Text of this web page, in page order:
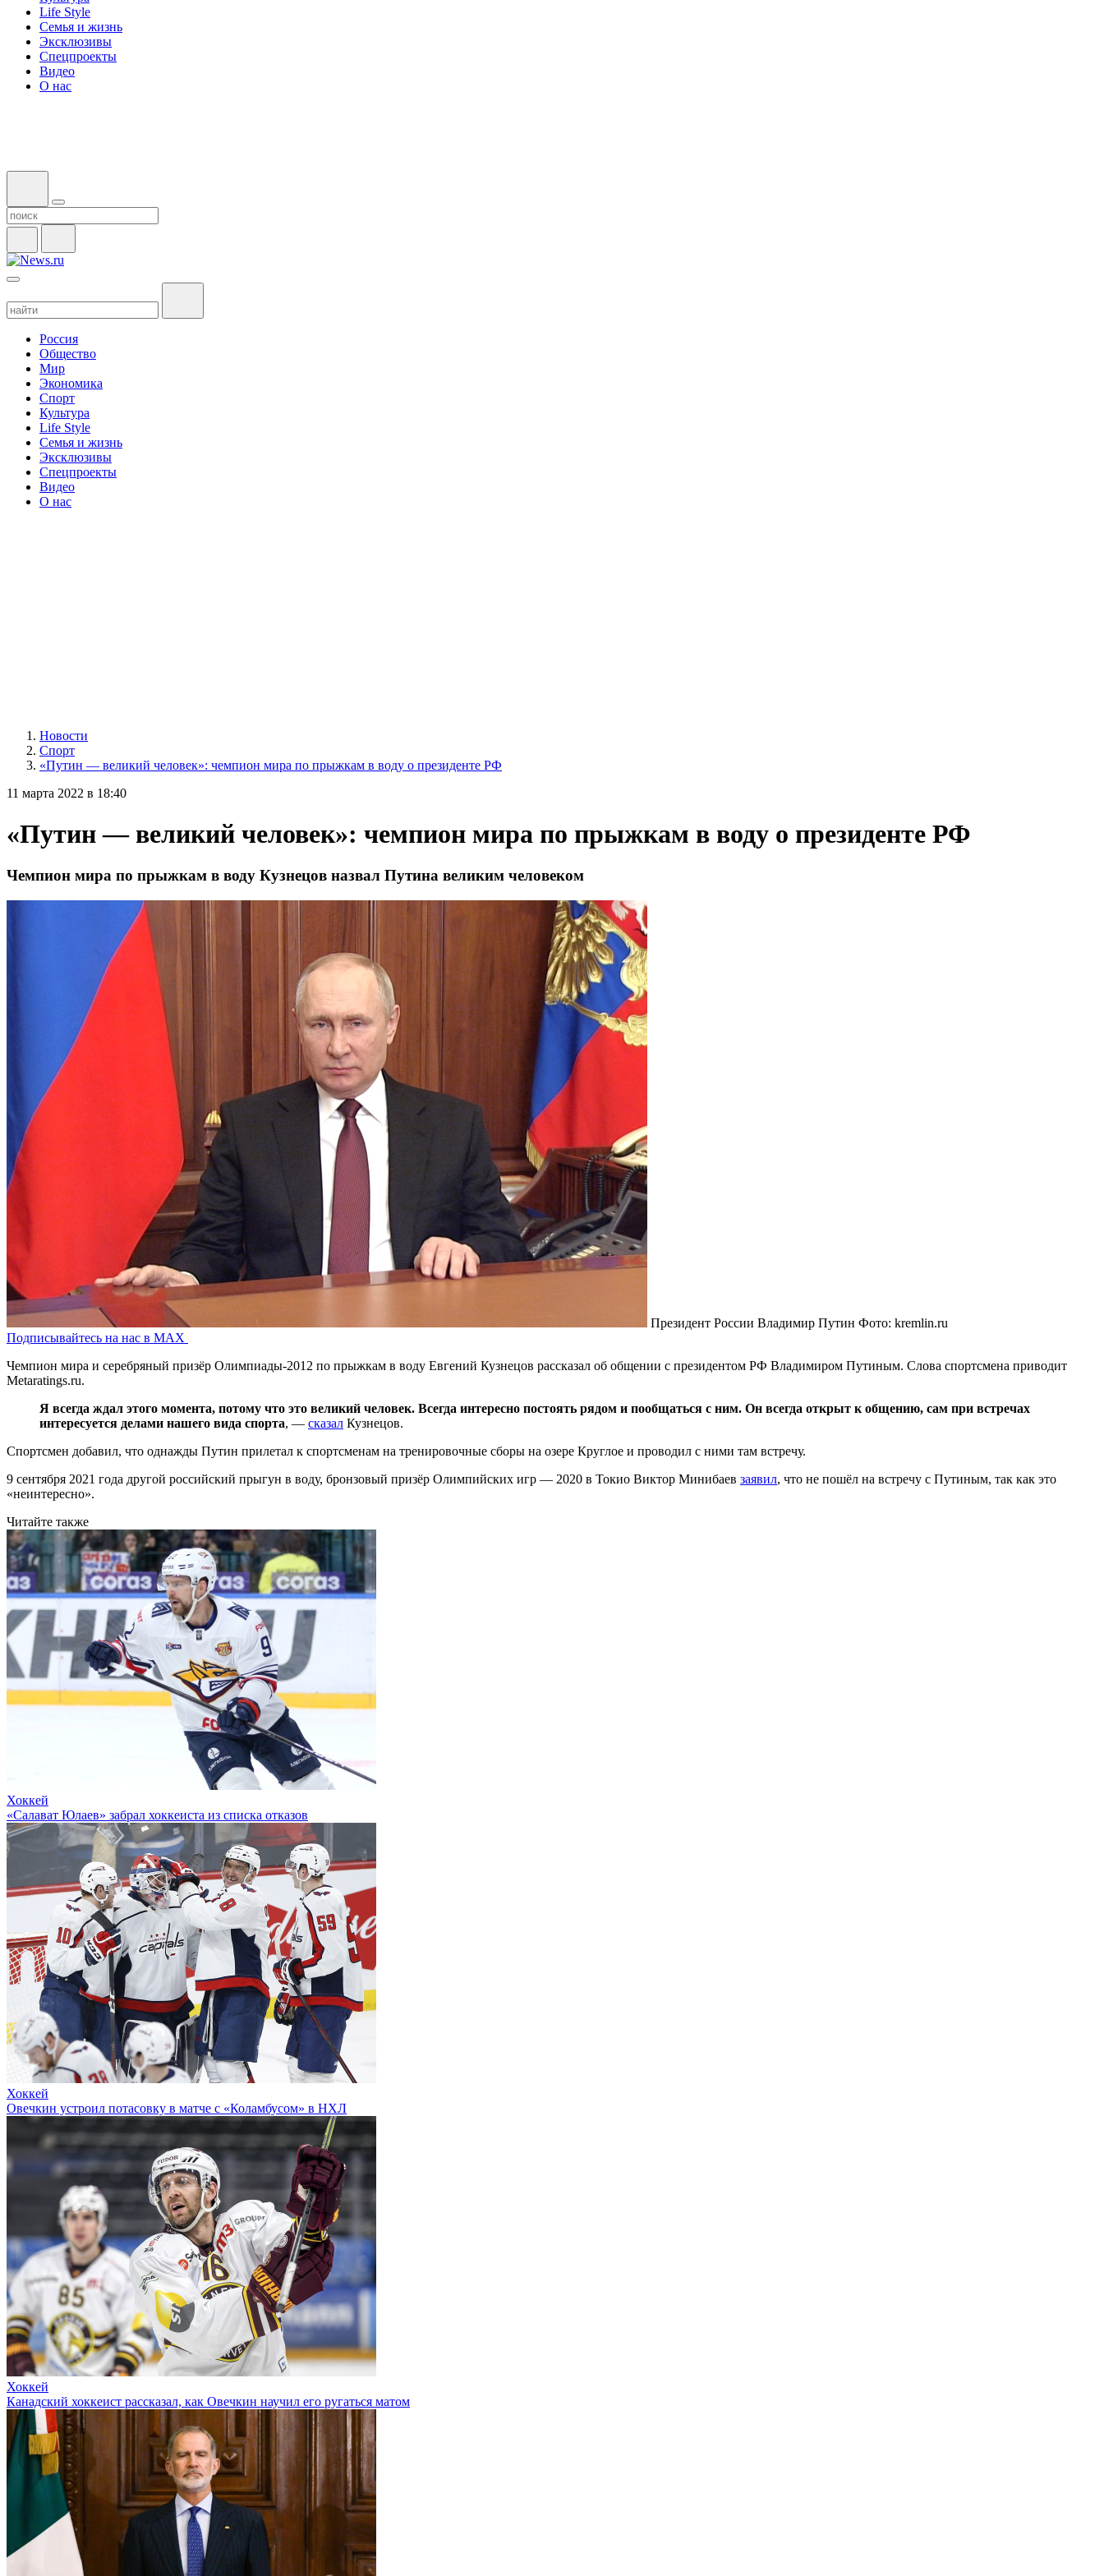
Life Style
Семья и жизнь
Эксклюзивы
Спецпроекты
Видео
О нас
Россия
Общество
Мир
Экономика
Спорт
Культура
Life Style
Семья и жизнь
Эксклюзивы
Спецпроекты
Видео
О нас
Новости
Спорт
«Путин — великий человек»: чемпион мира по прыжкам в воду о президенте РФ
11 марта 2022 в 18:40
«Путин — великий человек»: чемпион мира по прыжкам в воду о президенте РФ
Чемпион мира по прыжкам в воду Кузнецов назвал Путина великим человеком
Президент России Владимир Путин Фото: kremlin.ru
Подписывайтесь на нас в MAX
Чемпион мира и серебряный призёр Олимпиады-2012 по прыжкам в воду Евгений Кузнецов рассказал об общении с президентом РФ Владимиром Путиным. Слова спортсмена приводит
Metaratings.ru.
Я всегда ждал этого момента, потому что это великий человек. Всегда интересно постоять рядом и пообщаться с ним. Он всегда открыт к общению, сам при встречах
интересуется делами нашего вида спорта, — сказал Кузнецов.
Спортсмен добавил, что однажды Путин прилетал к спортсменам на тренировочные сборы на озере Круглое и проводил с ними там встречу.
9 сентября 2021 года другой российский прыгун в воду, бронзовый призёр Олимпийских игр — 2020 в Токио Виктор Минибаев заявил, что не пошёл на встречу с Путиным, так как это
«неинтересно».
Читайте также
Хоккей
«Салават Юлаев» забрал хоккеиста из списка отказов
Хоккей
Овечкин устроил потасовку в матче с «Коламбусом» в НХЛ
Хоккей
Канадский хоккеист рассказал, как Овечкин научил его ругаться матом